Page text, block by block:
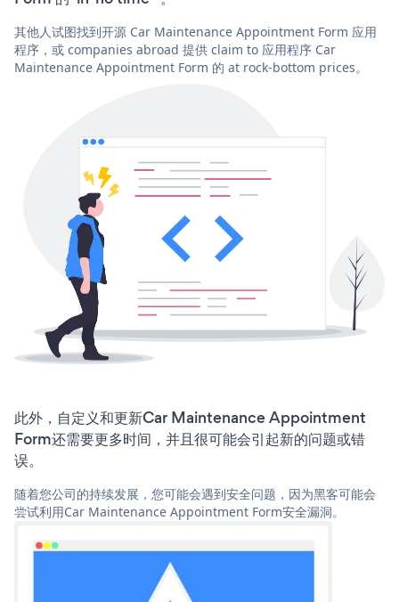
其他人试图找到开源 Car Maintenance Appointment Form 应用
程序，或 companies abroad 提供 claim to 应用程序 Car
Maintenance Appointment Form 的 at rock-bottom prices。
此外，自定义和更新Car Maintenance Appointment
Form还需要更多时间，并且很可能会引起新的问题或错
误。
随着您公司的持续发展，您可能会遇到安全问题，因为黑客可能会
尝试利用Car Maintenance Appointment Form安全漏洞。